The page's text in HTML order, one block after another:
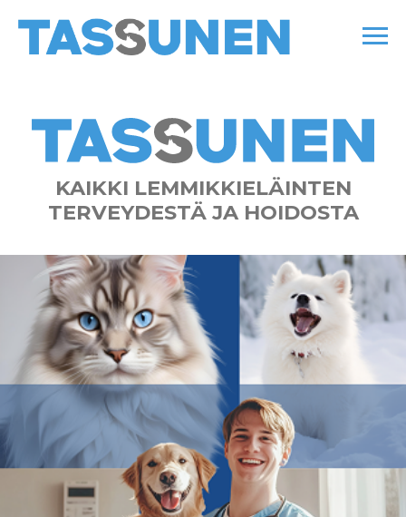
KAIKKI LEMMIKKIELÄINTEN
TERVEYDESTÄ JA HOIDOSTA
Tassunen on lemmikkieläinten
omistajille tarkoitettu tietoportaali,
josta löydät hyödyllisiä hoitovinkkejä,
sairauden oireita ja hoitomenetelmiä.